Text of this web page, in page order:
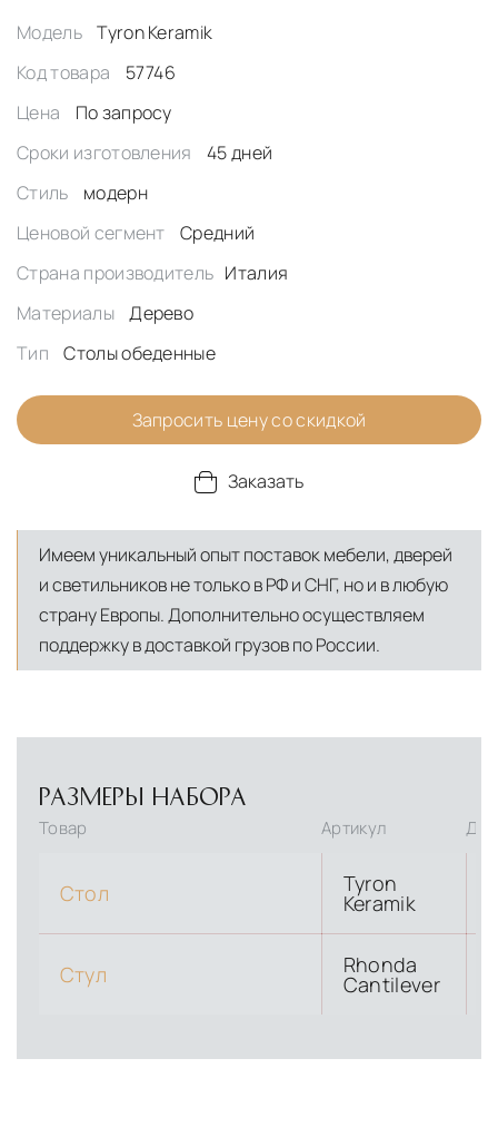
Модель
Tyron Keramik
Код товара
57746
Цена
По запросу
Сроки изготовления
45 дней
Стиль
модерн
Ценовой сегмент
Средний
Страна производитель Италия
Материалы
Дерево
Тип
Столы обеденные
Запросить цену со скидкой
Заказать
Имеем уникальный опыт поставок мебели, дверей
и светильников не только в РФ и СНГ, но и в любую
страну Европы. Дополнительно осуществляем
поддержку в доставкой грузов по России.
РАЗМЕРЫ НАБОРА
Товар Артикул
Стол Tyron
Keramik
Стул Rhonda
Cantilever